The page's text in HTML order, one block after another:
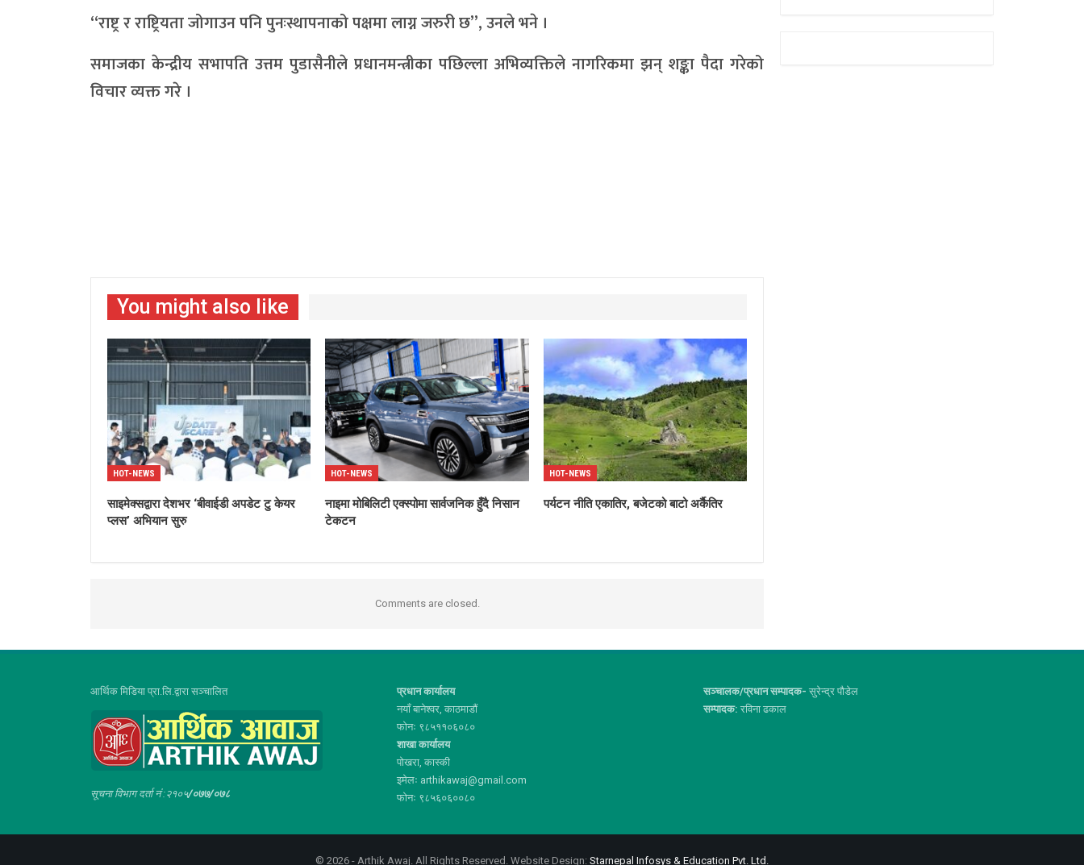
“राष्ट्र र राष्ट्रियता जोगाउन पनि पुनःस्थापनाको पक्षमा लाग्न जरुरी छ”, उनले भने ।
समाजका केन्द्रीय सभापति उत्तम पुडासैनीले प्रधानमन्त्रीका पछिल्ला अभिव्यक्तिले नागरिकमा झन् शङ्का पैदा गरेको
विचार व्यक्त गरे ।
You might also like
HOT-NEWS
साइमेक्सद्वारा देशभर ‘बीवाईडी अपडेट टु केयर
प्लस’ अभियान सुरु
HOT-NEWS
नाइमा मोबिलिटी एक्स्पोमा सार्वजनिक हुँदै निसान
टेकटन
HOT-NEWS
पर्यटन नीति एकातिर, बजेटको बाटो अर्कैतिर
Comments are closed.
आर्थिक मिडिया प्रा.लि.द्वारा सञ्चालित
सूचना विभाग दर्ता नं :२१०५/०७७/०७८
प्रधान कार्यालय
नयाँ बानेश्वर, काठमाडौं
फोनः ९८५११०६०८०
शाखा कार्यालय
पोखरा, कास्की
इमेलः arthikawaj@gmail.com
फोनः ९८५६०६००८०
सञ्चालक/प्रधान सम्पादक- सुरेन्द्र पौडेल
सम्पादक: रविना ढकाल
© 2026 - Arthik Awaj. All Rights Reserved. Website Design: Starnepal Infosys & Education Pvt. Ltd.